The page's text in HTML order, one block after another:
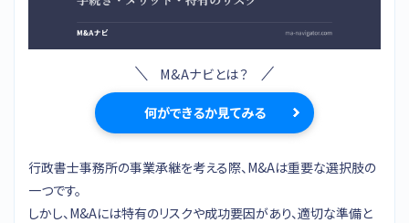
M&Aナビとは？
何ができるか見てみる
行政書士事務所の事業承継を考える際、M&Aは重要な選択肢の
一つです。
しかし、M&Aには特有のリスクや成功要因があり、適切な準備と